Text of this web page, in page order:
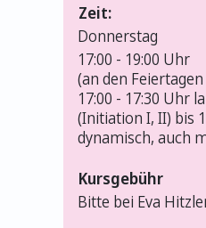
Zeit:
Donnerstag
17:00 - 19:00 Uhr
(an den
17:00 - 17:30 Uhr
(Initiation I, II) bis
dynamisch, auch
Kursgebühr
Bitte bei Eva